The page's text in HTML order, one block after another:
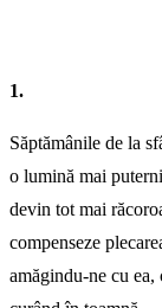
1.
Săptămânile de la
o lumină mai
devin tot mai
compenseze
amăgindu-ne cu ea,